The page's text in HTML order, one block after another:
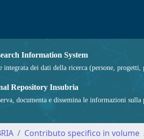
Information System
integrata dei dati della ricerca (persone,
Repository Insubria
documenta e dissemina le informazioni
Contributo specifico in volume